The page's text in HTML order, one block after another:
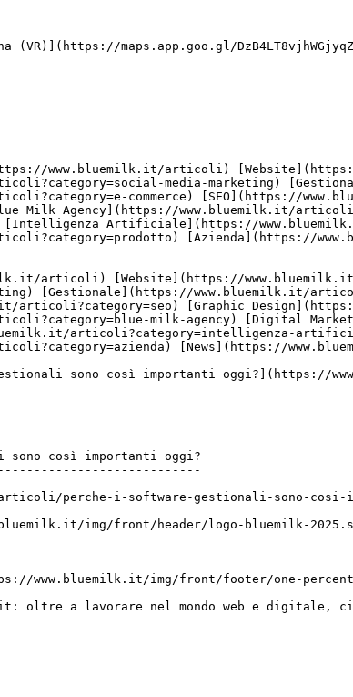
(VR)](https://maps.app.goo.gl/
media-marketing)
commerce) [SEO](https://
Milk Agency](https://www.bluemilk.it/
[Intelligenza Artificiale](https://
[Azienda](https://
[Gestionale](https://www.bluemilk.it/
articoli?category=seo) [Graphic
milk-agency) [Digital
articoli?category=intelligenza-
[News](https://
sono così importanti oggi?
oltre a lavorare nel mondo web e digitale,